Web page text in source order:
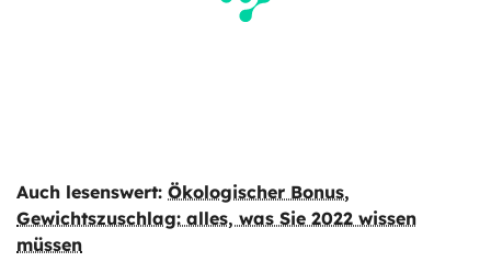
Auch lesenswert: Ökologischer Bonus,
Gewichtszuschlag: alles, was Sie 2022 wissen
müssen